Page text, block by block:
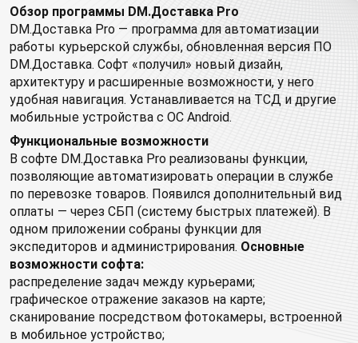
Обзор программы DM.Доставка Pro
DM.Доставка Pro — программа для автоматизации
работы курьерской службы, обновленная версия ПО
DM.Доставка. Софт «получил» новый дизайн,
архитектуру и расширенные возможности, у него
удобная навигация. Устанавливается на ТСД и другие
мобильные устройства с ОС Android.
Функциональные возможности
В софте DM.Доставка Pro реализованы функции,
позволяющие автоматизировать операции в службе
по перевозке товаров. Появился дополнительный вид
оплаты — через СБП (систему быстрых платежей). В
одном приложении собраны функции для
экспедиторов и администрирования. Основные
возможности софта:
распределение задач между курьерами;
графическое отражение заказов на карте;
сканирование посредством фотокамеры, встроенной
в мобильное устройство;